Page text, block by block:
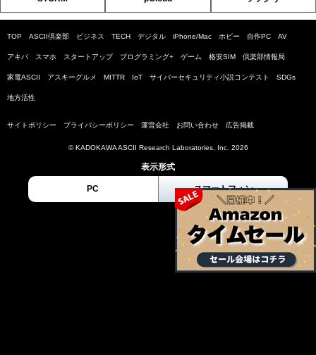
TOP ASCII倶楽部 ビジネス TECH デジタル iPhone/Mac ホビー 自作PC AV
アキバ スマホ スタートアップ プログラミング+ ゲーム 格安SIM 倶楽部情報局
家電ASCII アスキーグルメ MITTR IoT サイバーセキュリティ小説コンテスト SDGs
地方活性
サイトポリシー プライバシーポリシー 運営会社 お問い合わせ 広告掲載
© KADOKAWA ASCII Research Laboratories, Inc. 2026
表示形式
PC スマートフォン